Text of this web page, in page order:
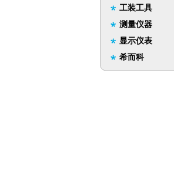
工装工具
测量仪器
显示仪表
希而科